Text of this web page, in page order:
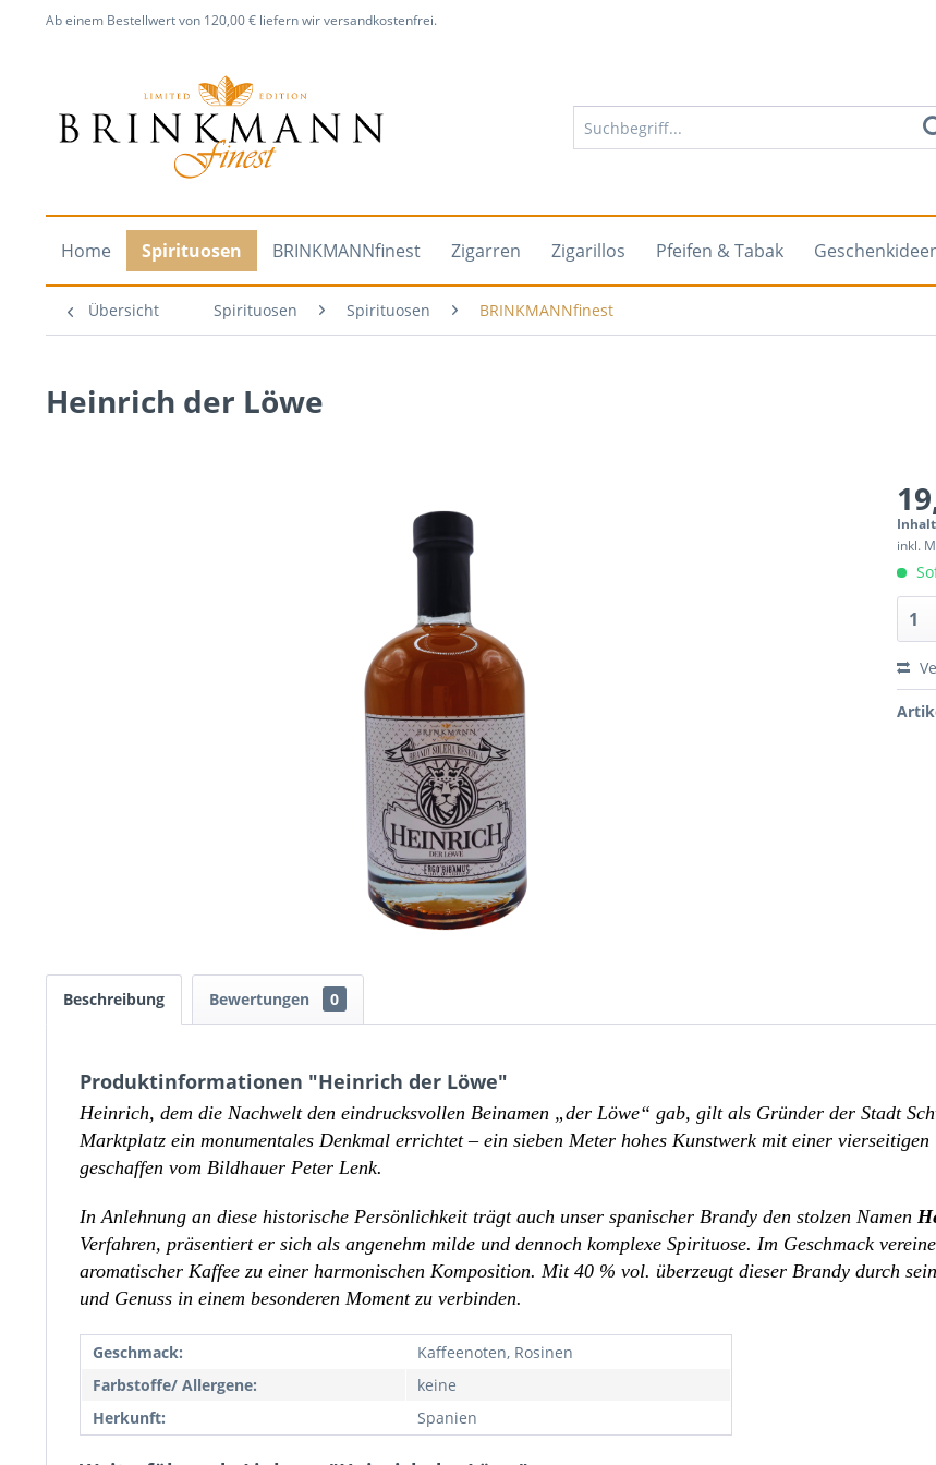
Ab einem Bestellwert von 120,00 € liefern wir versandkostenfrei.
Home Spirituosen BRINKMANNfinest Zigarren Zigarillos Pfeifen & Tabak
Übersicht Spirituosen Spirituosen BRINKMANNfinest
Heinrich der Löwe
inkl.
Beschreibung Bewertungen 0
Produktinformationen "Heinrich der Löwe"
Heinrich, dem die Nachwelt den eindrucksvollen Beinamen „der Löwe“ gab, gilt als Gründer der Stadt
Marktplatz ein monumentales Denkmal errichtet – ein sieben Meter hohes Kunstwerk mit einer
geschaffen vom Bildhauer Peter Lenk.
In Anlehnung an diese historische Persönlichkeit trägt auch unser spanischer Brandy den stolzen Namen
Verfahren, präsentiert er sich als angenehm milde und dennoch komplexe Spirituose. Im Geschmack
aromatischer Kaffee zu einer harmonischen Komposition. Mit 40 % vol. überzeugt dieser Brandy durch
und Genuss in einem besonderen Moment zu verbinden.
Geschmack:
Kaffeenoten, Rosinen
Farbstoffe/ Allergene:
keine
Herkunft:
Spanien